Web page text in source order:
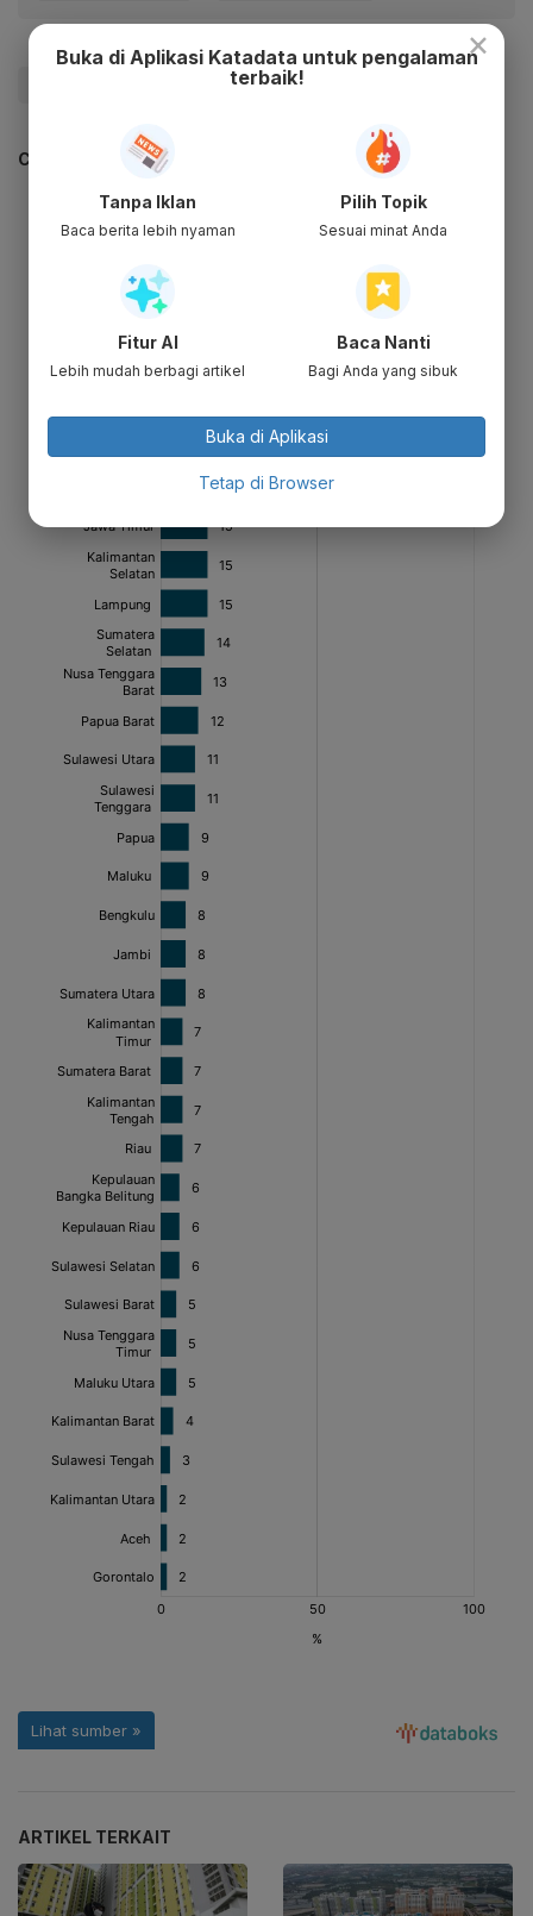
#Covid-19 #Jakarta
CEK JUGA DATA INI
ARTIKEL TERKAIT
×
Buka di Aplikasi Katadata untuk pengalaman
terbaik!
Tanpa Iklan
Baca berita lebih nyaman
Pilih Topik
Sesuai minat Anda
Fitur AI
Lebih mudah berbagi artikel
Baca Nanti
Bagi Anda yang sibuk
Buka di Aplikasi
Tetap di Browser